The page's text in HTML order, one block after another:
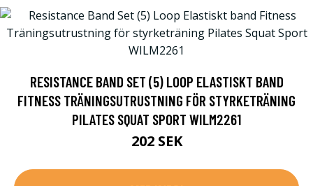
RESISTANCE BAND SET (5) LOOP ELASTISKT BAND
FITNESS TRÄNINGSUTRUSTNING FÖR STYRKETRÄNING
PILATES SQUAT SPORT WILM2261
202 SEK